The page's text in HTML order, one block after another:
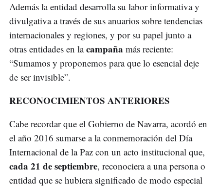
Además la entidad desarrolla su labor informativa y
divulgativa a través de sus anuarios sobre tendencias
internacionales y regiones, y por su papel junto a
otras entidades en lacampaña más reciente:
“Sumamos y proponemos para que lo esencial deje
de ser invisible”.
RECONOCIMIENTOS ANTERIORES
Cabe recordar que el Gobierno de Navarra, acordó en
el año 2016 sumarse a la conmemoración del Día
Internacional de la Paz con un acto institucional que,
cada 21 de septiembre, reconociera a una persona o
entidad que se hubiera significado de modo especial